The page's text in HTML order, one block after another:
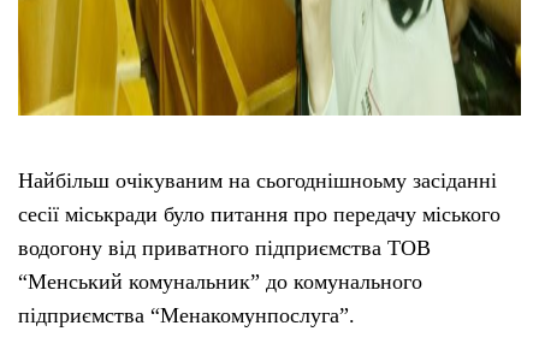
Найбільш очікуваним на сьогоднішноьму засіданні
сесії міськради було питання про передачу міського
водогону від приватного підприємства ТОВ
“Менський комунальник” до комунального
підприємства “Менакомунпослуга”.